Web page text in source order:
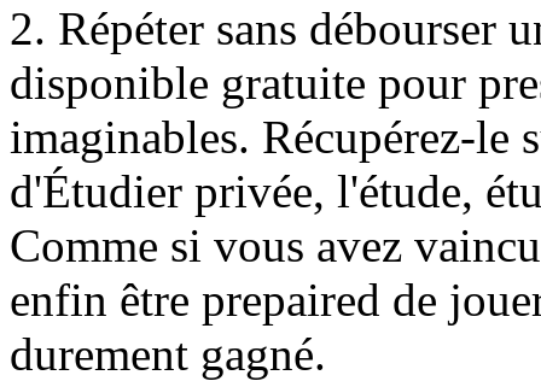
2. Répéter sans débourser
disponible gratuite pour
imaginables. Récupérez-le
d'Étudier privée, l'étude,
Comme si vous avez
enfin être prepaired de
durement gagné.